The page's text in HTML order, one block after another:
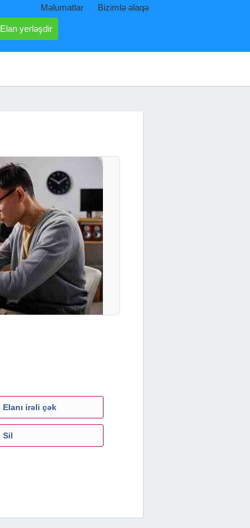
Məlumatlar Bizimlə əlaqə
Elan yerləşdir
Elanı irəli çək
Sil